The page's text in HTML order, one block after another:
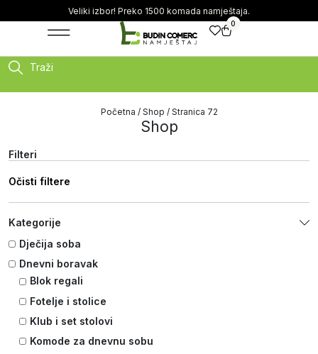
Veliki izbor! Preko 1500 komada namještaja.
0
Traži
Početna / Shop / Stranica 72
Shop
Filteri
Očisti filtere
Kategorije
Dječija soba
Dnevni boravak
Blok regali
Fotelje i stolice
Klub i set stolovi
Komode za dnevnu sobu